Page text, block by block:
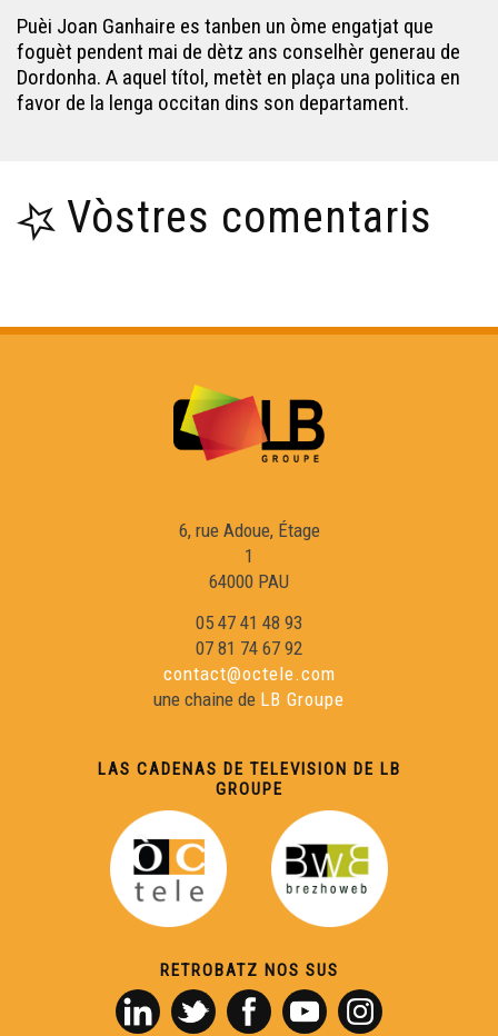
Puèi Joan Ganhaire es tanben un òme engatjat que
foguèt pendent mai de dètz ans conselhèr generau de
Dordonha. A aquel títol, metèt en plaça una politica en
favor de la lenga occitan dins son departament.
Vòstres comentaris
6, rue Adoue, Étage
1
64000 PAU
05 47 41 48 93
07 81 74 67 92
contact@octele.com
une chaine de LB Groupe
LAS CADENAS DE TELEVISION DE LB
GROUPE
RETROBATZ NOS SUS